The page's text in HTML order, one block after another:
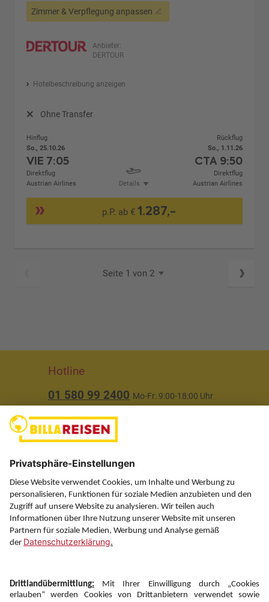
Zimmer & Verpflegung anpassen
Anbieter:
DERTOUR
Hotelbeschreibung anzeigen
Ohne Transfer
Hinflug
So., 25.10.26
VIE 7:05
Direktflug
Austrian Airlines
Details
Rückflug
So., 1.11.26
CTA 9:50
Direktflug
Austrian Airlines
p.P. ab € 1.287,-
Seite 1 von 2
Hotline
01 580 99 2400 Mo-Fr: 9:00-18:00 Uhr
Über uns
Service
Information
Folgen Sie uns auf
Newsletter: